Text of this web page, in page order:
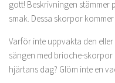
gott! Beskrivningen stämmer
smak. Dessa skorpor
Varför inte uppvakta den
sängen med brioche-
hjärtans dag? Glöm inte en